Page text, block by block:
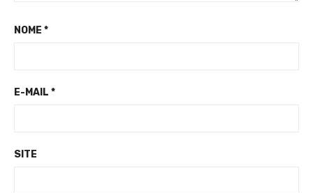
NOME *
E-MAIL *
SITE